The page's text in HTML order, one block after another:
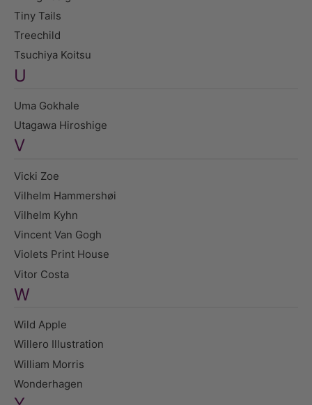
Tiny Tails
Treechild
Tsuchiya Koitsu
U
Uma Gokhale
Utagawa Hiroshige
V
Vicki Zoe
Vilhelm Hammershøi
Vilhelm Kyhn
Vincent Van Gogh
Violets Print House
Vitor Costa
W
Wild Apple
Willero Illustration
William Morris
Wonderhagen